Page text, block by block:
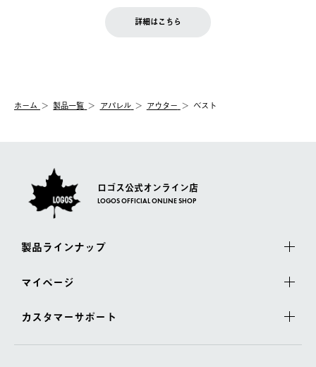
【配送業者】
佐川急便にて配送されます。
お客様都合の返品にかかる送料は、お客様ご負担とさせていただ
一度お手元の商品を返品いただき、ご希望商品を再注文してくだ
LOGOS FAMILY会員の方は、会員マイページ内 購入履歴画面に
詳細はこちら
ホーム 製品一覧 アパレル アウター ベスト
ロゴス公式オンライン店
LOGOS OFFICIAL ONLINE SHOP
製品ラインナップ
マイページ
カスタマーサポート